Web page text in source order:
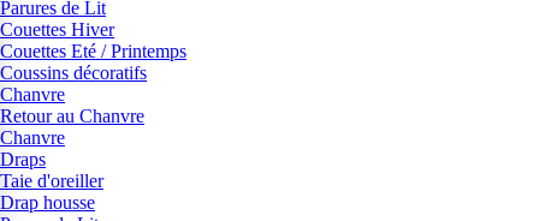
Parures de Lit
Couettes Hiver
Couettes Eté / Printemps
Coussins décoratifs
Chanvre
Retour au Chanvre
Chanvre
Draps
Taie d'oreiller
Drap housse